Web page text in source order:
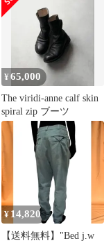
¥65,000
The viridi-anne calf skin
spiral zip ブーツ
¥ 14,820
【送料無料】"Bed j.w